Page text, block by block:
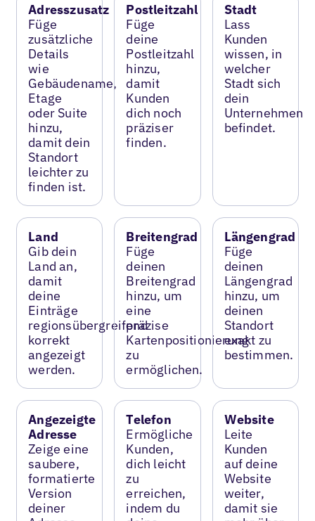
Adresszusatz
Füge
zusätzliche
Details
wie
Gebäudename,
Etage
oder Suite
hinzu,
damit dein
Standort
leichter zu
finden ist.
Postleitzahl
Füge
deine
Postleitzahl
hinzu,
damit
Kunden
dich noch
präziser
finden.
Stadt
Lass
Kunden
wissen, in
welcher
Stadt sich
dein
Unternehmen
befindet.
Land
Gib dein
Land an,
damit
deine
Einträge
regionsübergreifend
korrekt
angezeigt
werden.
Breitengrad
Füge
deinen
Breitengrad
hinzu, um
eine
präzise
Kartenpositionierung
zu
ermöglichen.
Längengrad
Füge
deinen
Längengrad
hinzu, um
deinen
Standort
exakt zu
bestimmen.
Angezeigte
Adresse
Zeige eine
saubere,
formatierte
Version
deiner
Telefon
Ermögliche
Kunden,
dich leicht
zu
erreichen,
indem du
Website
Leite
Kunden
auf deine
Website
weiter,
damit sie